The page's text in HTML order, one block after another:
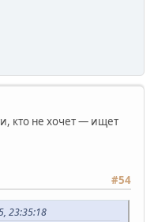
кто не хочет — ищет
#54
23:35:18